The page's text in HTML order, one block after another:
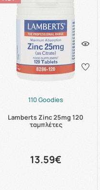
110 Goodies
Lamberts Zinc 25mg 120
ταμπλέτες
13.59€